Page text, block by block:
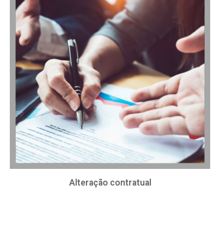
Alteração contratual